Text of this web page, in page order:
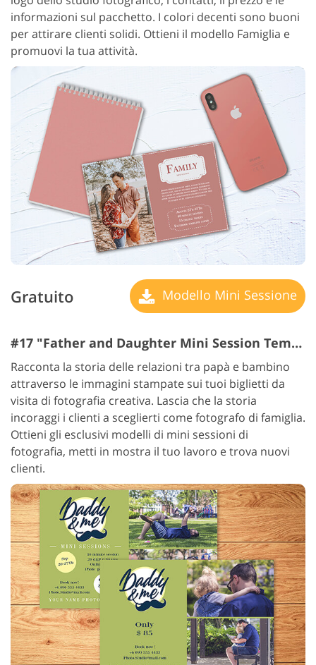
informazioni sul pacchetto. I colori decenti sono buoni
per attirare clienti solidi. Ottieni il modello Famiglia e
promuovi la tua attività.
Gratuito Modello Mini Sessione
#17 "Father and Daughter Mini Session Templates"
Racconta la storia delle relazioni tra papà e bambino
attraverso le immagini stampate sui tuoi biglietti da
visita di fotografia creativa. Lascia che la storia
incoraggi i clienti a sceglierti come fotografo di famiglia.
Ottieni gli esclusivi modelli di mini sessioni di
fotografia, metti in mostra il tuo lavoro e trova nuovi
clienti.